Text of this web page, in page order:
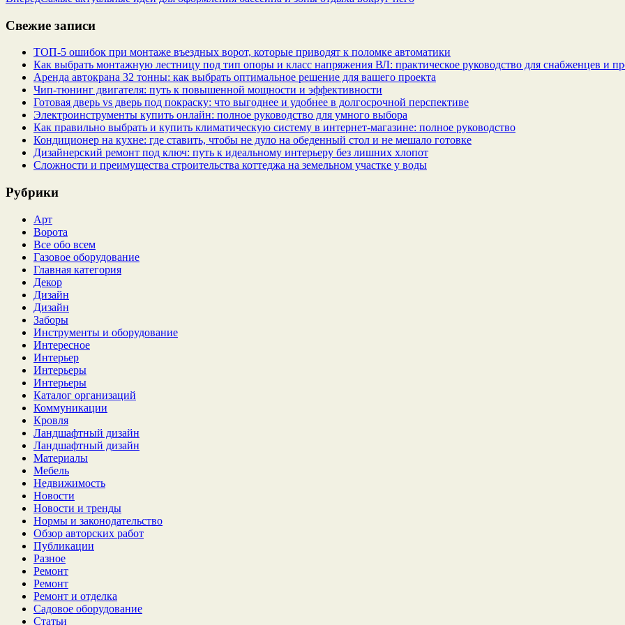
Свежие записи
ТОП-5 ошибок при монтаже въездных ворот, которые приводят к поломке автоматики
Как выбрать монтажную лестницу под тип опоры и класс напряжения ВЛ: практическое руководство для снабженцев и
Аренда автокрана 32 тонны: как выбрать оптимальное решение для вашего проекта
Чип‑тюнинг двигателя: путь к повышенной мощности и эффективности
Готовая дверь vs дверь под покраску: что выгоднее и удобнее в долгосрочной перспективе
Электроинструменты купить онлайн: полное руководство для умного выбора
Как правильно выбрать и купить климатическую систему в интернет‑магазине: полное руководство
Кондиционер на кухне: где ставить, чтобы не дуло на обеденный стол и не мешало готовке
Дизайнерский ремонт под ключ: путь к идеальному интерьеру без лишних хлопот
Сложности и преимущества строительства коттеджа на земельном участке у воды
Рубрики
Арт
Ворота
Все обо всем
Газовое оборудование
Главная категория
Декор
Дизайн
Дизайн
Заборы
Инструменты и оборудование
Интересное
Интерьер
Интерьеры
Интерьеры
Каталог организаций
Коммуникации
Кровля
Ландшафтный дизайн
Ландшафтный дизайн
Материалы
Мебель
Недвижимость
Новости
Новости и тренды
Нормы и законодательство
Обзор авторских работ
Публикации
Разное
Ремонт
Ремонт
Ремонт и отделка
Садовое оборудование
Статьи